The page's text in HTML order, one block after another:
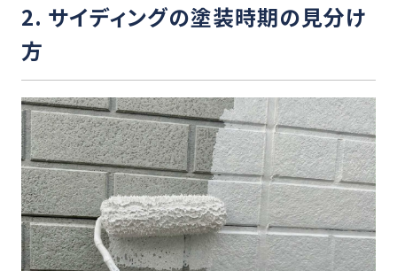
2. サイディングの塗装時期の見分け
方